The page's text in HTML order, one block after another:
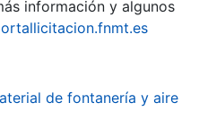
información y algunos
de fontanería y aire